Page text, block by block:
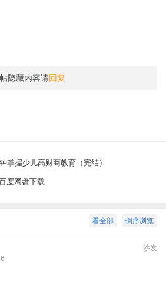
隐藏内容请回复
掌握少儿高财商教育（完结）
度网盘下载
倒序浏览
看全部
沙发